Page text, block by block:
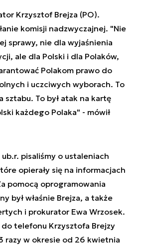
Krzysztof Brejza (PO).
komisji nadzwyczajnej. "Nie
sprawy, nie dla wyjaśnienia
ale dla Polski i dla Polaków,
Polakom prawo do
i uczciwych wyborach. To
sztabu. To był atak na kartę
każdego Polaka" - mówił
pisaliśmy o ustaleniach
opierały się na informacjach
pomocą oprogramowania
był właśnie Brejza, a także
i prokurator Ewa Wrzosek.
do telefonu Krzysztofa Brejzy
razy w okresie od 26 kwietnia